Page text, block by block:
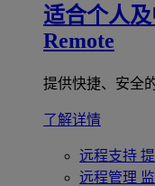
适合个人
Remote
提供快捷、安全
了解详情
远程支持
远程管理